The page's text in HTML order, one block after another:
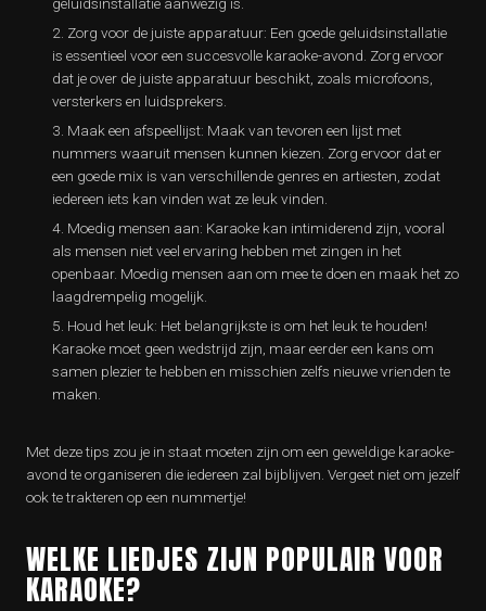
Zorg voor de juiste apparatuur: Een goede geluidsinstallatie
is essentieel voor een succesvolle karaoke-avond. Zorg ervoor
dat je over de juiste apparatuur beschikt, zoals microfoons,
versterkers en luidsprekers.
Maak een afspeellijst: Maak van tevoren een lijst met
nummers waaruit mensen kunnen kiezen. Zorg ervoor dat er
een goede mix is van verschillende genres en artiesten, zodat
iedereen iets kan vinden wat ze leuk vinden.
Moedig mensen aan: Karaoke kan intimiderend zijn, vooral
als mensen niet veel ervaring hebben met zingen in het
openbaar. Moedig mensen aan om mee te doen en maak het zo
laagdrempelig mogelijk.
Houd het leuk: Het belangrijkste is om het leuk te houden!
Karaoke moet geen wedstrijd zijn, maar eerder een kans om
samen plezier te hebben en misschien zelfs nieuwe vrienden te
maken.
Met deze tips zou je in staat moeten zijn om een geweldige karaoke-
avond te organiseren die iedereen zal bijblijven. Vergeet niet om jezelf
ook te trakteren op een nummertje!
WELKE LIEDJES ZIJN POPULAIR VOOR
KARAOKE?